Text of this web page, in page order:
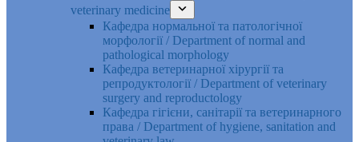
veterinary medicine
Кафедра нормальної та патологічної
морфології / Department of normal and
pathological morphology
Кафедра ветеринарної хірургії та
репродуктології / Department of veterinary
surgery and reproductology
Кафедра гігієни, санітарії та ветеринарного
права / Department of hygiene, sanitation and